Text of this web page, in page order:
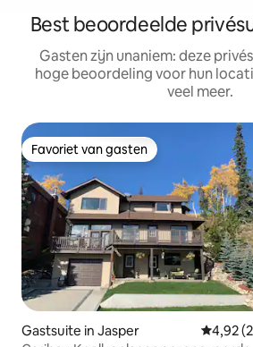
Best beoordeelde
Gasten zijn unaniem: deze
hoge beoordeling voor hun
veel meer.
Favoriet van gasten
Favoriet van gasten
Gastsuite in Jasper
4,92